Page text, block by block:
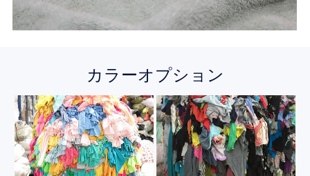
カラーオプション